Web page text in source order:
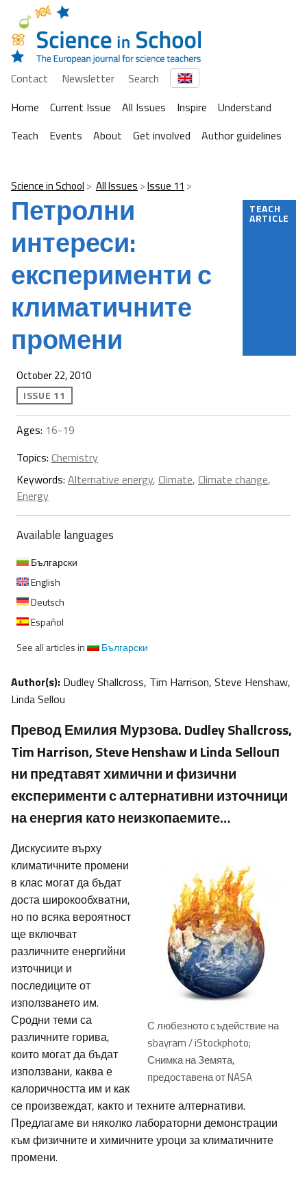
Contact Newsletter
Search
Home
Current Issue All Issues Inspire
Understand
Teach
Events About Get involved Author guidelines
Science in School All Issues Issue 11
Петролни
интереси:
експерименти с
климатичните
промени
TEACH
ARTICLE
October 22, 2010
ISSUE 11
Ages: 16-19
Topics: Chemistry
Keywords: Alternative energy, Climate, Climate change,
Energy
Available languages
Български
English
Deutsch
Español
See all articles in
Български
Author(s): Dudley Shallcross, Tim Harrison, Steve Henshaw,
Linda Sellou
Превод Емилия Мурзова. Dudley Shallcross,
Tim Harrison, Steve Henshaw и Linda Sellouп
ни предтавят химични и физични
експерименти с алтернативни източници
на енергия като неизкопаемите…
С любезното съдействие на
sbayram / iStockphoto;
Снимка на Земята,
предоставена от NASA
Дискусиите върху
климатичните промени
в клас могат да бъдат
доста широкообхватни,
но по всяка вероятност
ще включват
различните енергийни
източници и
последиците от
използването им.
Сродни теми са
различните горива,
които могат да бъдат
използвани, каква е
калоричността им и как
се произвеждат, както и техните алтернативи.
Предлагаме ви няколко лабораторни демонстрации
към физичните и химичните уроци за климатичните
промени.